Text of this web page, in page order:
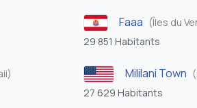
Faaa (Îles du
29 851 Habitants
Mililani Town
27 629 Habitants